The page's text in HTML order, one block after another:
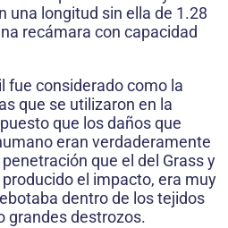
una longitud sin ella de 1.28
recámara con capacidad
fue considerado como la
que se utilizaron en la
que los daños que
eran verdaderamente
que el del Grass y
el impacto, era muy
dentro de los tejidos
grandes destrozos.